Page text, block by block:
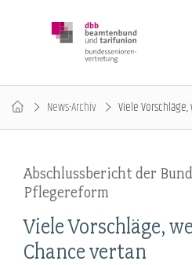
News-Archiv Viele
Abschlussbericht der
Pflegereform
Viele Vorschläge,
Chance vertan